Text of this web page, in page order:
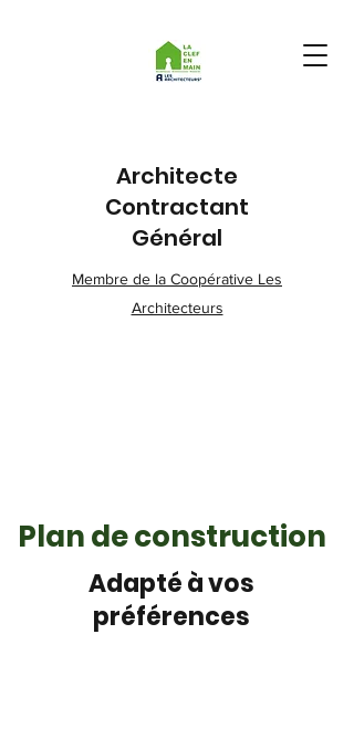
Architecte
Contractant
Général
Membre de la Coopérative Les
Architecteurs
Plan de construction
Adapté à vos
préférences